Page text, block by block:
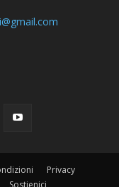
Privacy
Sostienici